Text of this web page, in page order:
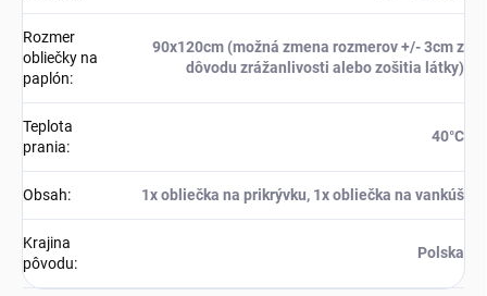
Rozmer
obliečky na
paplón:
90x120cm (možná zmena rozmerov +/- 3cm z
dôvodu zrážanlivosti alebo zošitia látky)
Teplota
prania:
40°C
Obsah: 1x obliečka na prikrývku, 1x obliečka na vankúš
Krajina
pôvodu:
Polska